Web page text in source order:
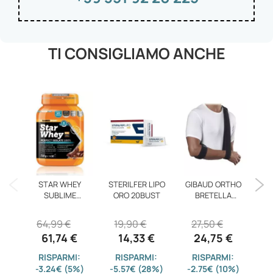
TI CONSIGLIAMO ANCHE
STAR WHEY
SUBLIME
61,74 €
64,99 €
RISPARMI:
-3.24€ (5%)
STERILFER LIPO
ORO 20BUST
14,33 €
19,90 €
RISPARMI:
-5.57€ (28%)
GIBAUD ORTHO
BRETELLA
24,75 €
27,50 €
RISPARMI:
-2.75€ (10%)